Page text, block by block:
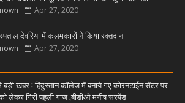
Apr 27, 2020
देवरिया में कलमकारों ने किया रक्तदान
Apr 27, 2020
खबर : हिंदुस्तान कॉलेज में बनाये गए कोरनटाईन सेंटर पर
लेकर गिरी पहली गाज ,बीडीओ मनीष सस्पेंड